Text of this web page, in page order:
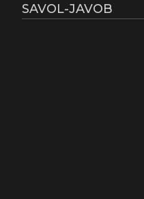
SAVOL-JAVOB